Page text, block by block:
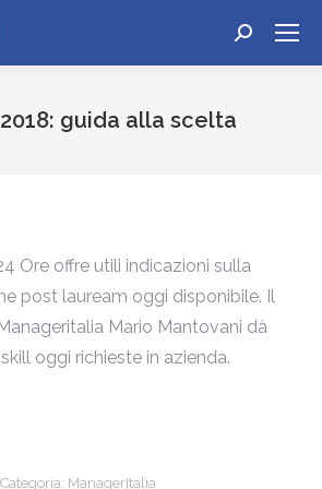
Cerca:
guida alla scelta
Ore offre utili indicazioni sulla
post lauream oggi disponibile. Il
Mario Mantovani dà
oggi richieste in azienda.
Categoria: ManagerItalia